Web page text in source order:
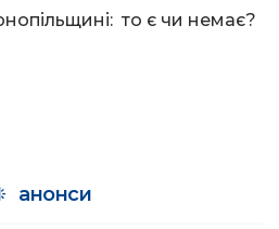
то є чи немає?
анонси